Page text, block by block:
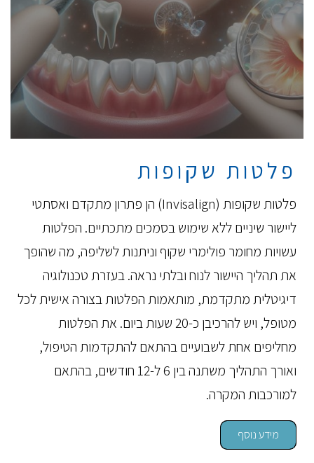
פלטות שקופות
פלטות שקופות (Invisalign) הן פתרון מתקדם ואסתטי
ליישור שיניים ללא שימוש בסמכים מתכתיים. הפלטות
עשויות מחומר פולימרי שקוף וניתנות לשליפה, מה שהופך
את תהליך היישור לנוח ובלתי נראה. בעזרת טכנולוגיה
דיגיטלית מתקדמת, מותאמות הפלטות בצורה אישית לכל
מטופל, ויש להרכיבן כ-20 שעות ביום. את הפלטות
מחליפים אחת לשבועיים בהתאם להתקדמות הטיפול,
ואורך התהליך משתנה בין 6 ל-12 חודשים, בהתאם
למורכבות המקרה.
מידע נוסף